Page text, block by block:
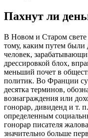
Пахнут ли
В Новом и Старом свете
тому, каким путем
человек,
дрессировкой блох,
меньший почет в
политик. Во Франции
десятка терминов,
вознаграждения или
гонорар, дивиденд и т.
определенным
гонорар писателя
значительно больше